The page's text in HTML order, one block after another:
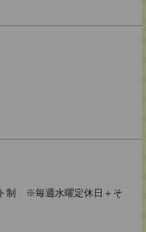
制 ※毎週水曜定休日＋そ